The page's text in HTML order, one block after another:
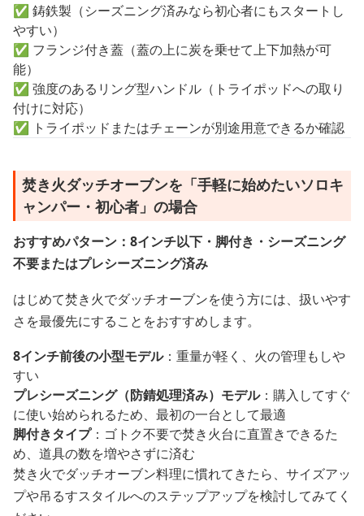
✅ 鋳鉄製（シーズニング済みなら初心者にもスタートし
やすい）
✅ フランジ付き蓋（蓋の上に炭を乗せて上下加熱が可
能）
✅ 強度のあるリング型ハンドル（トライポッドへの取り
付けに対応）
✅ トライポッドまたはチェーンが別途用意できるか確認
焚き火ダッチオーブンを「手軽に始めたいソロキ
ャンパー・初心者」の場合
おすすめパターン：8インチ以下・脚付き・シーズニング
不要またはプレシーズニング済み
はじめて焚き火でダッチオーブンを使う方には、扱いやす
さを最優先にすることをおすすめします。
8インチ前後の小型モデル：重量が軽く、火の管理もしや
すい
プレシーズニング（防錆処理済み）モデル：購入してすぐ
に使い始められるため、最初の一台として最適
脚付きタイプ：ゴトク不要で焚き火台に直置きできるた
め、道具の数を増やさずに済む
焚き火でダッチオーブン料理に慣れてきたら、サイズアッ
プや吊るすスタイルへのステップアップを検討してみてく